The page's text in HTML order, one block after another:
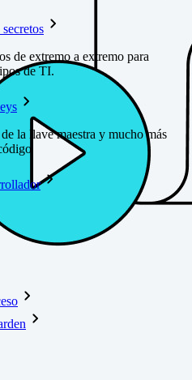
de extremo a extremo para
de TI.
la llave maestra y mucho más